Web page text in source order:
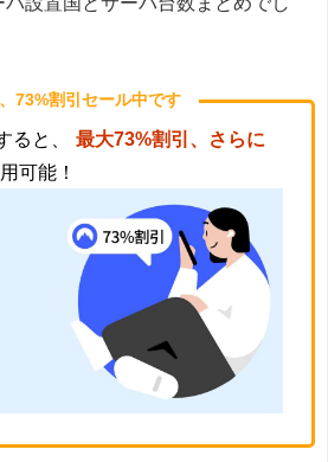
73%割引セール中です
ると、
最大73%割引、さらに
可能！